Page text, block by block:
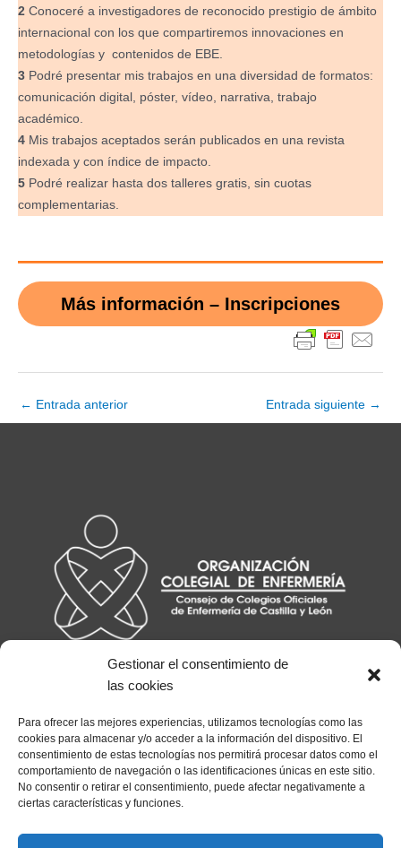
Gestionar el consentimiento de
las cookies
Para ofrecer las mejores experiencias, utilizamos tecnologías como las
cookies para almacenar y/o acceder a la información del dispositivo. El
consentimiento de estas tecnologías nos permitirá procesar datos como el
comportamiento de navegación o las identificaciones únicas en este sitio.
No consentir o retirar el consentimiento, puede afectar negativamente a
ciertas características y funciones.
2 Conoceré a investigadores de reconocido prestigio de ámbito
internacional con los que compartiremos innovaciones en
metodologías y contenidos de EBE.
3 Podré presentar mis trabajos en una diversidad de formatos:
comunicación digital, póster, vídeo, narrativa, trabajo
académico.
4 Mis trabajos aceptados serán publicados en una revista
indexada y con índice de impacto.
5 Podré realizar hasta dos talleres gratis, sin cuotas
complementarias.
Más información – Inscripciones
Navegación
de
← Entrada anterior Entrada siguiente →